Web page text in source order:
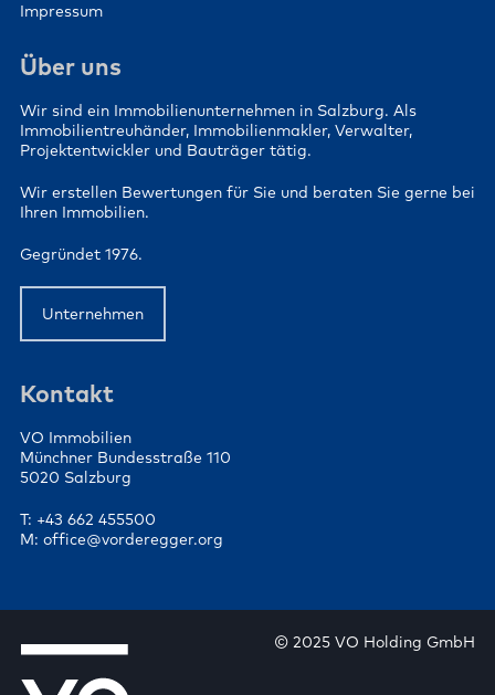
Impressum
Über uns
Wir sind ein Immobilienunternehmen in Salzburg. Als
Immobilientreuhänder, Immobilienmakler, Verwalter,
Projektentwickler und Bauträger tätig.
Wir erstellen Bewertungen für Sie und beraten Sie gerne bei
Ihren Immobilien.
Gegründet 1976.
Unternehmen
Kontakt
VO Immobilien
Münchner Bundesstraße 110
5020 Salzburg
T: +43 662 455500
M: office@vorderegger.org
© 2025 VO Holding GmbH